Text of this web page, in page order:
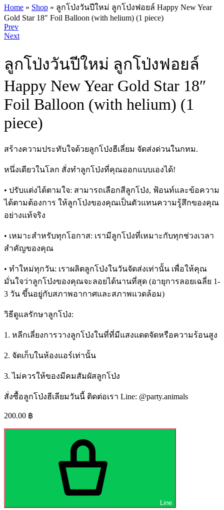
Home » Shop » ลูกโป่งวันปีใหม่ ลูกโป่งฟอยล์ Happy New Year
Gold Star 18″ Foil Balloon (with helium) (1 piece)
Product
navigation
Prev
Next
ลูกโป่งวันปีใหม่ ลูกโป่งฟอยล์
Happy New Year Gold Star 18″
Foil Balloon (with helium) (1
piece)
สร้างความประทับใจด้วยลูกโป่งฮีเลี่ยม จัดส่งด่วนในกทม.
หนึ่งเดียวในโลก สั่งทำลูกโป่งที่คุณออกแบบเองได้!
• ปรับแต่งได้ตามใจ: สามารถเลือกสีลูกโป่ง, ฟ้อนท์และข้อความ
ได้ตามต้องการ ให้ลูกโป่งของคุณเป็นตัวแทนความรู้สึกของคุณ
อย่างแท้จริง
• เหมาะสำหรับทุกโอกาส: เรามีลูกโป่งที่เหมาะกับทุกช่วงเวลา
สำคัญของคุณ
• ทำใหม่ทุกวัน: เราผลิตลูกโป่งในวันจัดส่งเท่านั้น เพื่อให้คุณ
มั่นใจว่าลูกโป่งของคุณจะลอยได้นานที่สุด (อายุการลอยเฉลี่ย 1-
3 วัน ขึ้นอยู่กับสภาพอากาศและสภาพแวดล้อม)
วิธีดูแลรักษาลูกโป่ง:
1. หลีกเลี่ยงการวางลูกโป่งในที่ที่มีแสงแดดจัดหรือความร้อนสูง
2. จัดเก็บในห้องแอร์เท่านั้น
3. ไม่ควรให้ของมีคมสัมผัสลูกโป่ง
สั่งซื้อลูกโป่งฮีเลียมวันนี้ ติดต่อเรา Line: @party.animals
200.00 ฿
Line